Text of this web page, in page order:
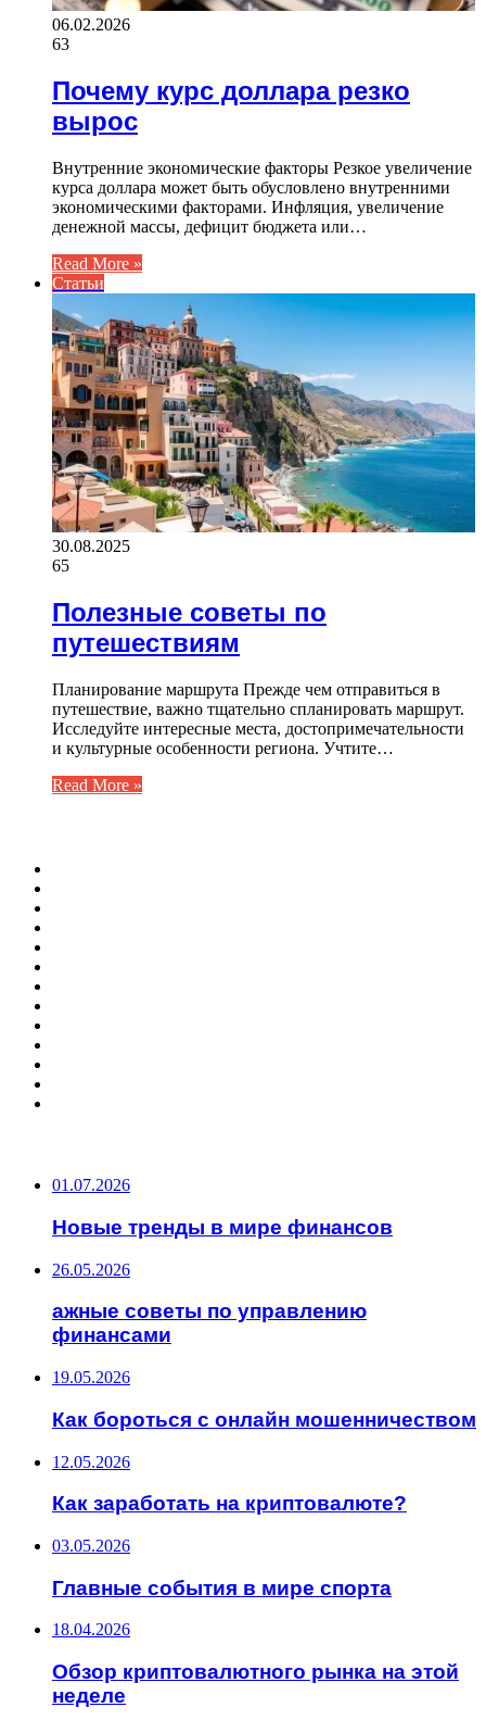
06.02.2026
63
Почему курс доллара резко
вырос
Внутренние экономические факторы Резкое увеличение
курса доллара может быть обусловлено внутренними
экономическими факторами. Инфляция, увеличение
денежной массы, дефицит бюджета или…
Read More »
Статьи
30.08.2025
65
Полезные советы по
путешествиям
Планирование маршрута Прежде чем отправиться в
путешествие, важно тщательно спланировать маршрут.
Исследуйте интересные места, достопримечательности
и культурные особенности региона. Учтите…
Read More »
01.07.2026
Новые тренды в мире финансов
26.05.2026
ажные советы по управлению
финансами
19.05.2026
Как бороться с онлайн мошенничеством
12.05.2026
Как заработать на криптовалюте?
03.05.2026
Главные события в мире спорта
18.04.2026
Обзор криптовалютного рынка на этой
неделе